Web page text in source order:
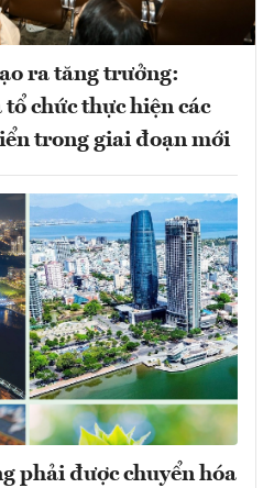
ra tăng trưởng:
chức thực hiện các
trong giai đoạn mới
phải được chuyển hóa